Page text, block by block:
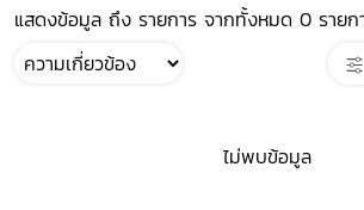
แสดงข้อมูล ถึง รายการ จากทั้งหมด 0 รายก
ไม่พบข้อมูล